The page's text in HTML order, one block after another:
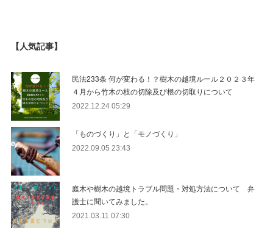
【人気記事】
民法233条 何が変わる！？樹木の越境ルール２０２３年
４月から竹木の枝の切除及び根の切取りについて
2022.12.24 05:29
「ものづくり」と「モノづくり」
2022.09.05 23:43
庭木や樹木の越境トラブル問題・対処方法について 弁
護士に聞いてみました。
2021.03.11 07:30